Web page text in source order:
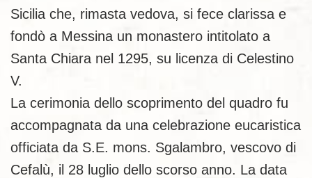
Sicilia che, rimasta vedova, si fece clarissa e
fondò a Messina un monastero intitolato a
Santa Chiara nel 1295, su licenza di Celestino
V.
La cerimonia dello scoprimento del quadro fu
accompagnata da una celebrazione eucaristica
officiata da S.E. mons. Sgalambro, vescovo di
Cefalù, il 28 luglio dello scorso anno. La data